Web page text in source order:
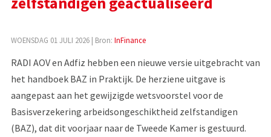
WOENSDAG 01 JULI 2026| Bron: InFinance
RADI AOV en Adfiz hebben een nieuwe versie uitgebracht van
het handboek BAZ in Praktijk. De herziene uitgave is
aangepast aan het gewijzigde wetsvoorstel voor de
Basisverzekering arbeidsongeschiktheid zelfstandigen
(BAZ), dat dit voorjaar naar de Tweede Kamer is gestuurd.